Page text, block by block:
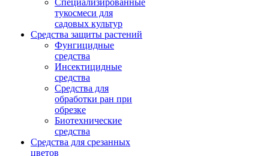
Специализированные
тукосмеси для
садовых культур
Средства защиты растений
Фунгицидные
средства
Инсектицидные
средства
Средства для
обработки ран при
обрезке
Биотехнические
средства
Средства для срезанных
цветов